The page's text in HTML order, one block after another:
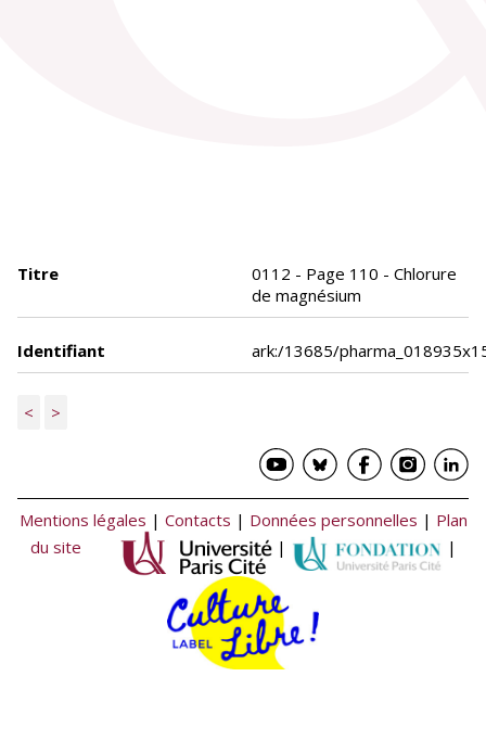
Titre
0112 - Page 110 - Chlorure
de magnésium
Identifiant ark:/13685/
< >
Mentions légales | Contacts | Données personnelles | Plan
du site
| |